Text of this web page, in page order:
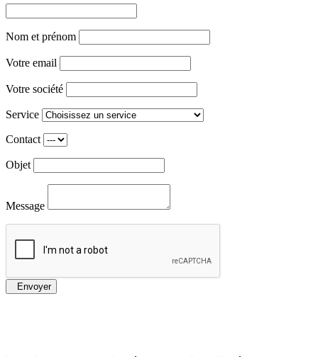
Nom et prénom
Votre email
Votre société
Service
Contact
Objet
Message
Envoyer